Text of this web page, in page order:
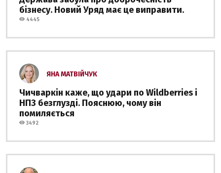
бізнесу. Новий Уряд має це виправити.
4445
ЯНА МАТВІЙЧУК
Чичваркін каже, що удари по Wildberries і
НПЗ безглузді. Пояснюю, чому він
помиляється
3492